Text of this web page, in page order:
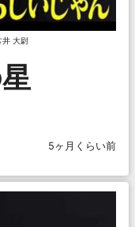
井 大尉
5ヶ月くらい前